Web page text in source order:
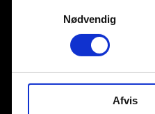
Nødvendig
Afvis